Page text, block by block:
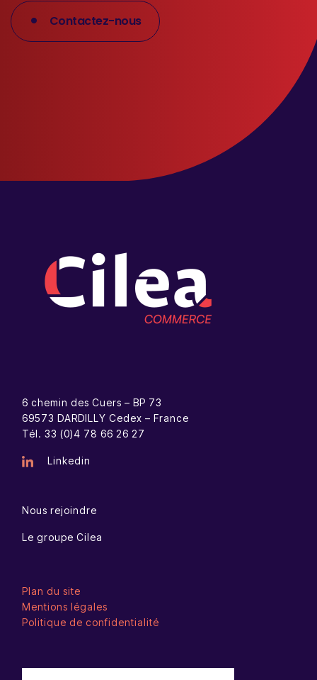
Contactez-nous
6 chemin des Cuers – BP 73
69573 DARDILLY Cedex – France
Tél. 33 (0)4 78 66 26 27
Linkedin
Nous rejoindre
Le groupe Cilea
Plan du site
Mentions légales
Politique de confidentialité